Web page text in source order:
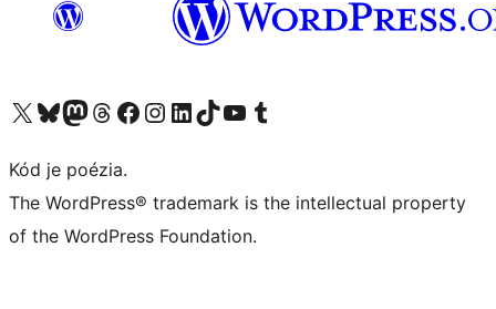
Navštívte náš účet na X (predtým Twitter)
Navštívte náš účet na platforme Bluesky
Navštívte náš účet na Mastodone
Navštívte náš účet na platforme Threads
Navštívte našu stránku na Facebooku
Navštívte náš účet Instagram
Navštívte náš účet LinkedIn
Navštívte náš účet na platforme TikTok
Navštívte náš kanál YouTube
Navštívte náš účet na platforme Tumblr
Kód je poézia.
The WordPress® trademark is the intellectual property
of the WordPress Foundation.